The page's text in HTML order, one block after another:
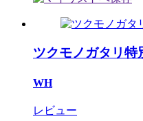
ツクモノガタリ特
WH
レビュー